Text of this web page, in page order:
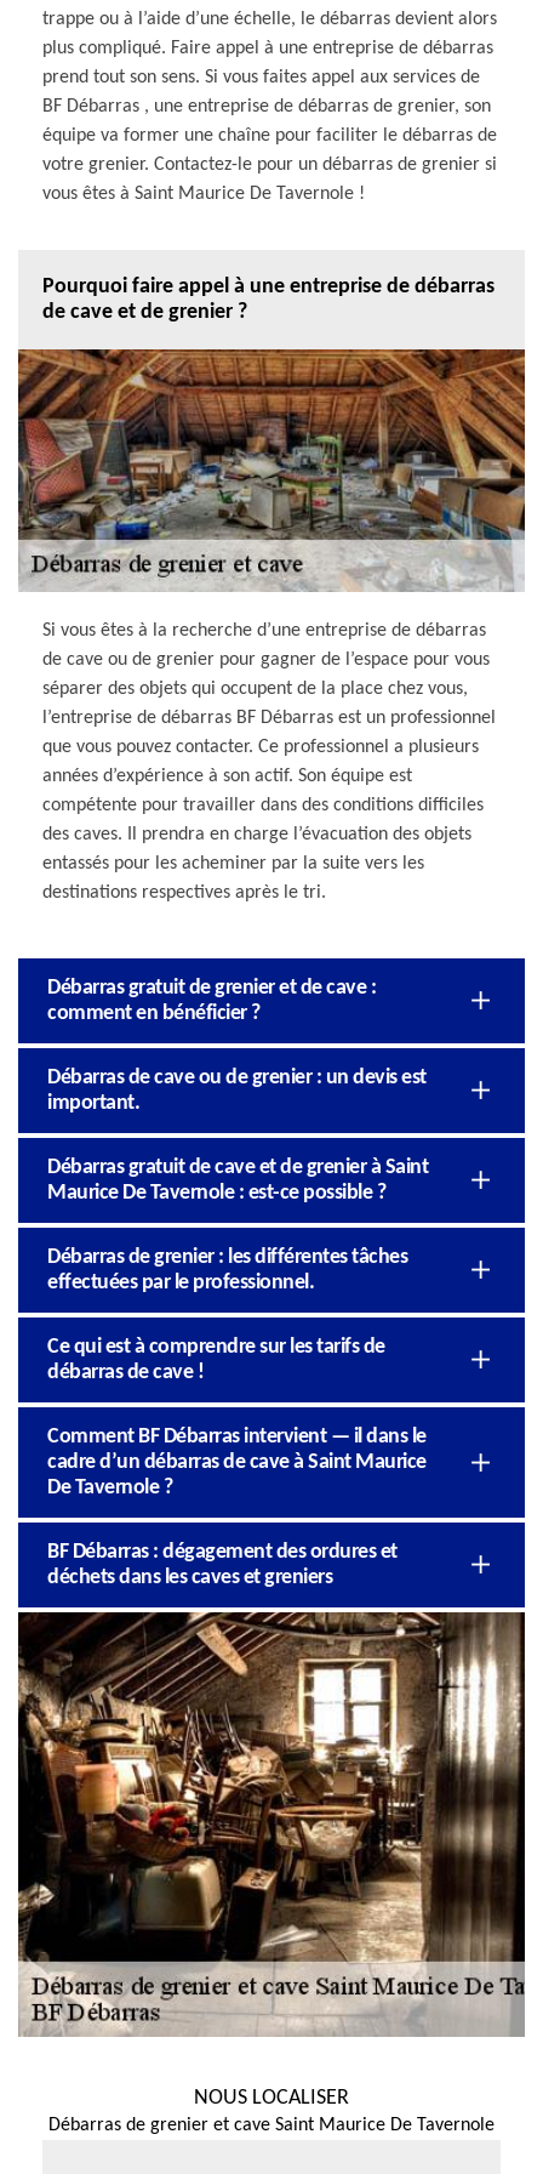
trappe ou à l’aide d’une échelle, le débarras devient alors
plus compliqué. Faire appel à une entreprise de débarras
prend tout son sens. Si vous faites appel aux services de
BF Débarras , une entreprise de débarras de grenier, son
équipe va former une chaîne pour faciliter le débarras de
votre grenier. Contactez-le pour un débarras de grenier si
vous êtes à Saint Maurice De Tavernole !
Pourquoi faire appel à une entreprise de débarras
de cave et de grenier ?
Si vous êtes à la recherche d’une entreprise de débarras
de cave ou de grenier pour gagner de l’espace pour vous
séparer des objets qui occupent de la place chez vous,
l’entreprise de débarras BF Débarras est un professionnel
que vous pouvez contacter. Ce professionnel a plusieurs
années d’expérience à son actif. Son équipe est
compétente pour travailler dans des conditions difficiles
des caves. Il prendra en charge l’évacuation des objets
entassés pour les acheminer par la suite vers les
destinations respectives après le tri.
Débarras gratuit de grenier et de cave :
comment en bénéficier ?
Débarras de cave ou de grenier : un devis est
important.
Débarras gratuit de cave et de grenier à Saint
Maurice De Tavernole : est-ce possible ?
Débarras de grenier : les différentes tâches
effectuées par le professionnel.
Ce qui est à comprendre sur les tarifs de
débarras de cave !
Comment BF Débarras intervient — il dans le
cadre d’un débarras de cave à Saint Maurice
De Tavernole ?
BF Débarras : dégagement des ordures et
déchets dans les caves et greniers
NOUS LOCALISER
Débarras de grenier et cave Saint Maurice De Tavernole